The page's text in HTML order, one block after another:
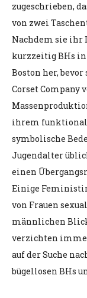
zugeschrieben,
von zwei
Nachdem sie ihr
kurzzeitig BHs
Boston her,
Corset Company
ihrem
symbolische
Jugendalter
einen
Einige
von Frauen
männlichen
verzichten
auf der Suche
bügellosen BHs